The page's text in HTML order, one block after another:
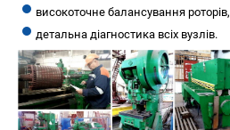
високоточне балансування роторів,
детальна діагностика всіх вузлів.